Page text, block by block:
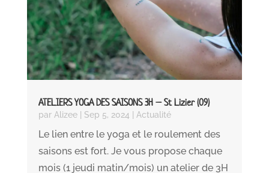
ATELIERS YOGA DES SAISONS 3H – St Lizier (09)
par Alizee| Sep 5, 2024 Actualité
Le lien entre le yoga et le roulement des
saisons est fort. Je vous propose chaque
mois (1 jeudi matin/mois) un atelier de 3H